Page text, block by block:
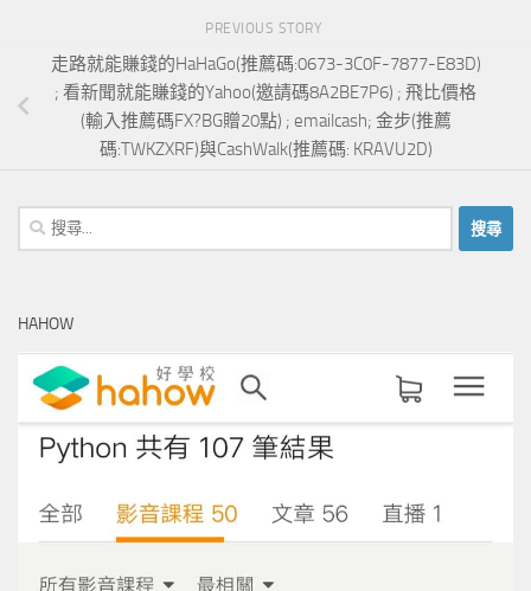
PREVIOUS STORY
走路就能賺錢的HaHaGo(推薦碼:0673-3C0F-7877-E83D)
; 看新聞就能賺錢的Yahoo(邀請碼8A2BE7P6) ; 飛比價格
(輸入推薦碼FX?BG贈20點) ; emailcash; 金步(推薦
碼:TWKZXRF)與CashWalk(推薦碼: KRAVU2D)
搜
尋
字:
HAHOW